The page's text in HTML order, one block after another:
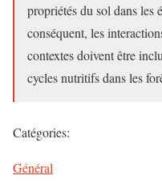
propriétés du sol dans les
conséquent, les
contextes doivent être
cycles nutritifs dans les
Catégories:
Général